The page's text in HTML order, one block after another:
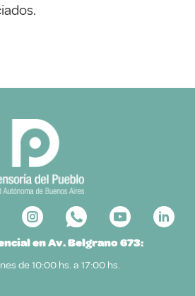
en Av. Belgrano 673:
de 10:00 hs. a 17:00 hs.